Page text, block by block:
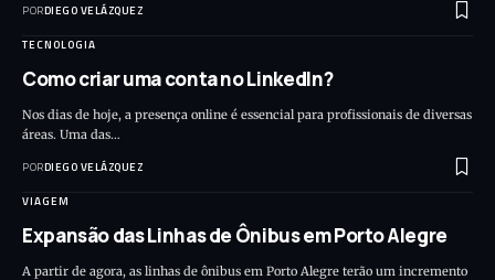
PORDIEGO VELÁZQUEZ
TECNOLOGIA
Como criar uma conta no LinkedIn?
Nos dias de hoje, a presença online é essencial para profissionais de diversas
áreas. Uma das…
PORDIEGO VELÁZQUEZ
VIAGEM
Expansão das Linhas de Ônibus em Porto Alegre
A partir de agora, as linhas de ônibus em Porto Alegre terão um incremento